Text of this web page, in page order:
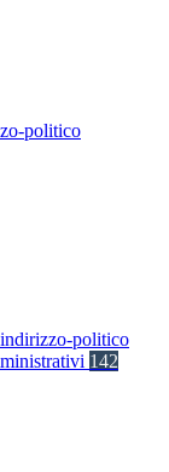
politico
politico
142